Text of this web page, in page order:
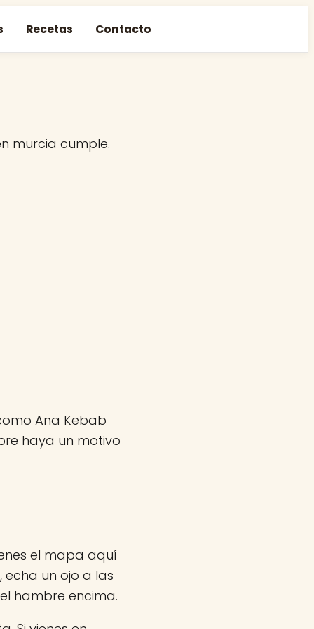
Recetas Contacto
murcia cumple.
Ana Kebab
haya un motivo
el mapa aquí
un ojo a las
hambre encima.